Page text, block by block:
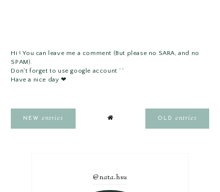
Hi ! You can leave me a comment (But please no SARA, and no
SPAM).
Don't forget to use google account ^^
Have a nice day ❤
NEWentries OLD entries
@nata.hsu